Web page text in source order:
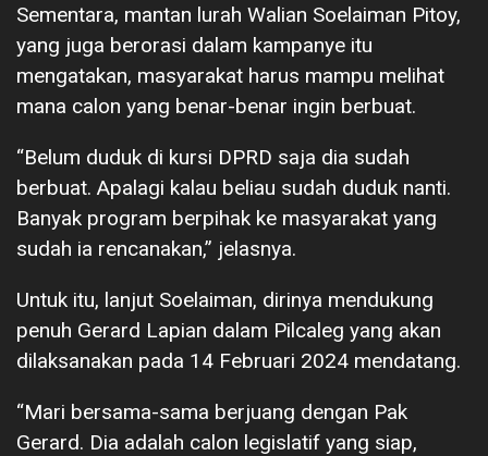
Sementara, mantan lurah Walian Soelaiman Pitoy,
yang juga berorasi dalam kampanye itu
mengatakan, masyarakat harus mampu melihat
mana calon yang benar-benar ingin berbuat.
“Belum duduk di kursi DPRD saja dia sudah
berbuat. Apalagi kalau beliau sudah duduk nanti.
Banyak program berpihak ke masyarakat yang
sudah ia rencanakan,” jelasnya.
Untuk itu, lanjut Soelaiman, dirinya mendukung
penuh Gerard Lapian dalam Pilcaleg yang akan
dilaksanakan pada 14 Februari 2024 mendatang.
“Mari bersama-sama berjuang dengan Pak
Gerard. Dia adalah calon legislatif yang siap,